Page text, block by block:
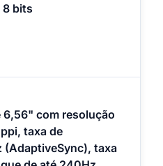
8 bits
6,56" com resolução
taxa de
(AdaptiveSync), taxa